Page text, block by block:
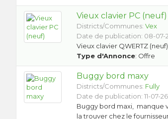
Vieux clavier PC (neuf)
Districts/Communes:Vex
Date de publication: 08-07-
Vieux clavier QWERTZ
Type d'Annonce: Offre
Buggy bord maxy
Districts/Communes: Fully
Date de publication: 11-07-
Buggy bord maxi, manque
la trouver chez le